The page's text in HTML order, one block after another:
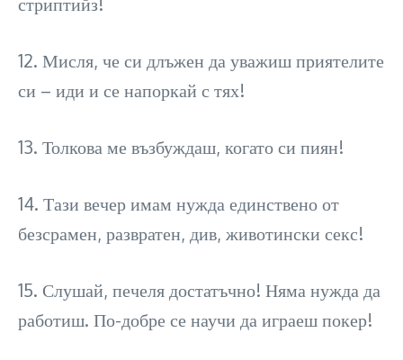
12. Мисля, че си длъжен да уважиш приятелите
си – иди и се напоркай с тях!
13. Толкова ме възбуждаш, когато си пиян!
14. Тази вечер имам нужда единствено от
безсрамен, развратен, див, животински секс!
15. Слушай, печеля достатъчно! Няма нужда да
работиш. По-добре се научи да играеш покер!